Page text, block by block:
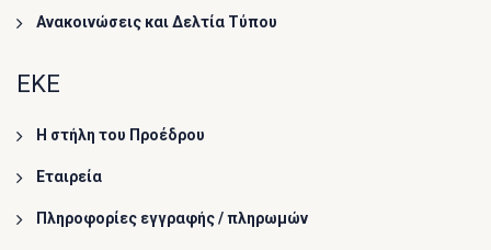
Ανακοινώσεις και Δελτία Τύπου
ΕΚΕ
Η στήλη του Προέδρου
Εταιρεία
Πληροφορίες εγγραφής / πληρωμών